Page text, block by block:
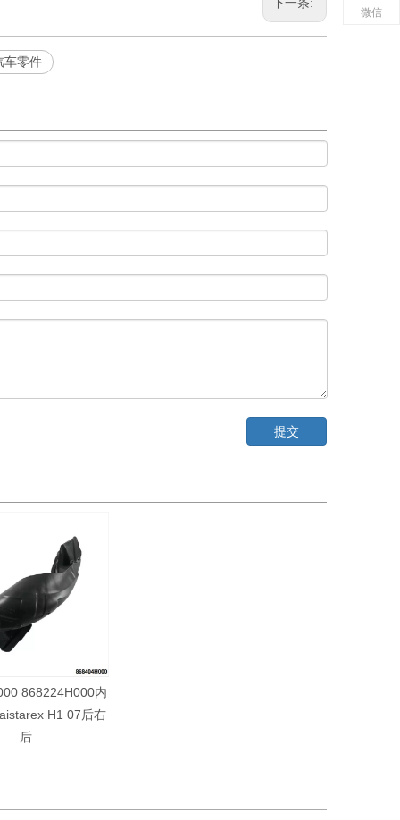
车零件
提交
868224H000内
H1 07后右
后
微信